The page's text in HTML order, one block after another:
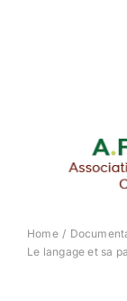
Home
Le langage et sa